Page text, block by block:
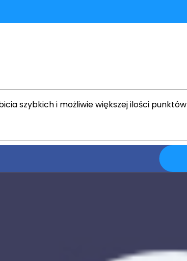
szybkich i możliwie większej ilości punktów